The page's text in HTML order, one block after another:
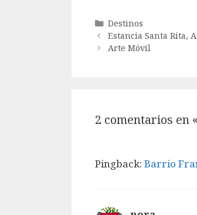
Categorías
Destinos
Estancia Santa Rita,
Arte Móvil
2 comentarios en
Pingback: Barrio